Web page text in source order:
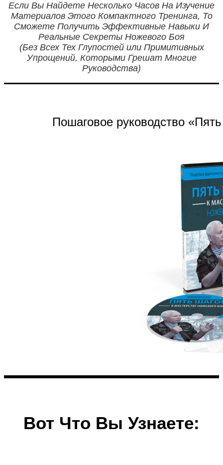
Если Вы Найдете Несколько Часов На Изучение
Материалов Этого Компактного Тренинга, То
Сможете Получить Эффективные Навыки И
Реальные Секреты Ножевого Боя
(Без Всех Тех Глупостей или Примитивных
Упрощений, Которыми Грешат Многие
Руководства)
Пошаговое руководство
Вот Что Вы Узнаете: